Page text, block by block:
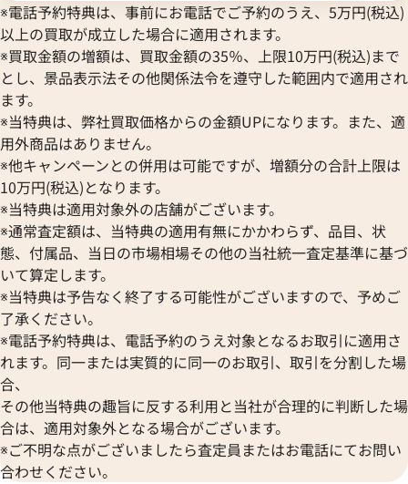
クロエ パディントン ハンドバッグ レザー
参考買取価格
64,000円
2025年4月17日時点
クロエ ハンドバッ
参考買取価格
63,000 円
※電話予約特典は、事前にお電話でご予約のうえ、5万円(税込)
以上の買取が成立した場合に適用されます。
※買取金額の増額は、買取金額の35％、上限10万円(税込)まで
とし、景品表示法その他関係法令を遵守した範囲内で適用され
ます。
※当特典は、弊社買取価格からの金額UPになります。また、適
用外商品はありません。
※他キャンペーンとの併用は可能ですが、増額分の合計上限は
10万円(税込)となります。
※当特典は適用対象外の店舗がございます。
※通常査定額は、当特典の適用有無にかかわらず、品目、状
態、付属品、当日の市場相場その他の当社統一査定基準に基づ
いて算定します。
※当特典は予告なく終了する可能性がございますので、予めご
了承ください。
※電話予約特典は、電話予約のうえ対象となるお取引に適用さ
れます。同一または実質的に同一のお取引、取引を分割した場
合、
その他当特典の趣旨に反する利用と当社が合理的に判断した場
合は、適用対象外となる場合がございます。
※ご不明な点がございましたら査定員またはお電話にてお問い
合わせください。